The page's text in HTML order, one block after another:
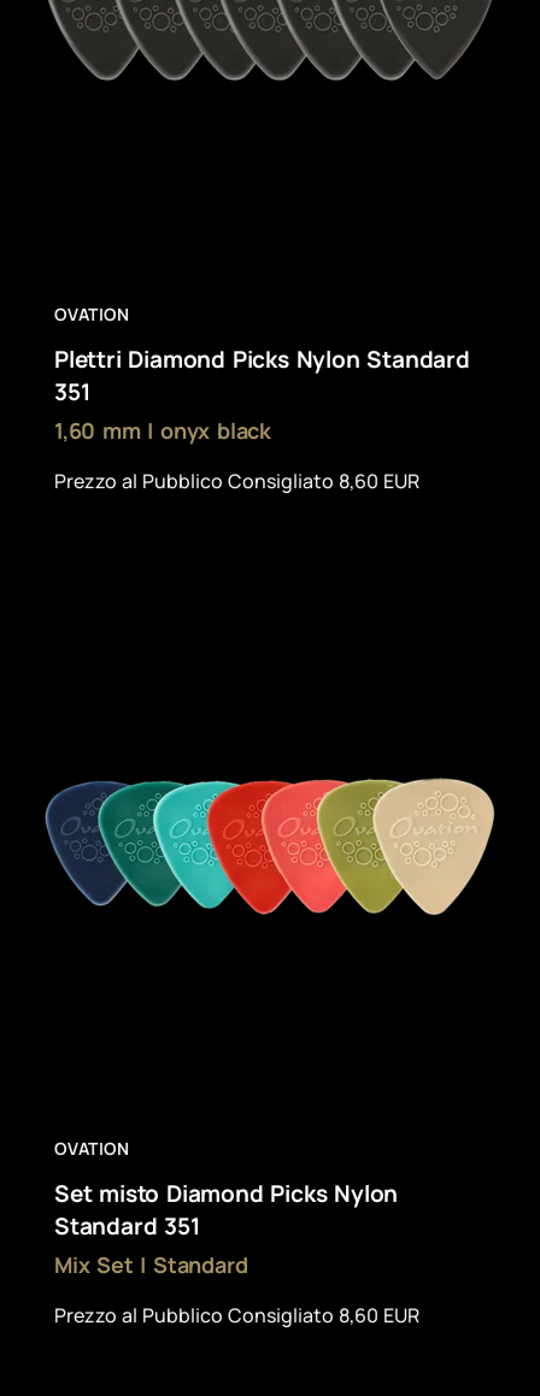
OVATION
Plettri Diamond Picks Nylon Standard
351
1,60 mm | onyx black
Prezzo al Pubblico Consigliato 8,60 EUR
OVATION
Set misto Diamond Picks Nylon
Standard 351
Mix Set | Standard
Prezzo al Pubblico Consigliato 8,60 EUR